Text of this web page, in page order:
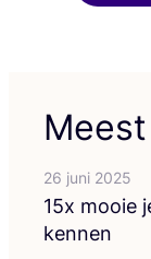
26 juni 2025
15x mooie
kennen